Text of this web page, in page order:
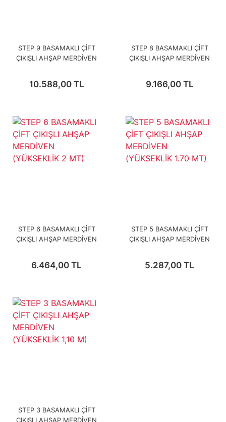
STEP 9 BASAMAKLI ÇİFT
ÇIKIŞLI AHŞAP MERDİVEN
10.588,00 TL
STEP 8 BASAMAKLI ÇİFT
ÇIKIŞLI AHŞAP MERDİVEN
9.166,00 TL
STEP 6 BASAMAKLI ÇİFT
ÇIKIŞLI AHŞAP MERDİVEN
6.464,00 TL
STEP 5 BASAMAKLI ÇİFT
ÇIKIŞLI AHŞAP MERDİVEN
5.287,00 TL
STEP 3 BASAMAKLI ÇİFT
ÇIKIŞLI AHŞAP MERDİVEN